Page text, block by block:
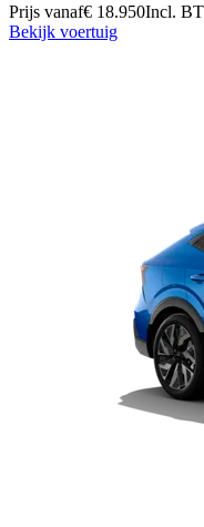
Prijs vanaf€ 18.950Incl.
Bekijk voertuig